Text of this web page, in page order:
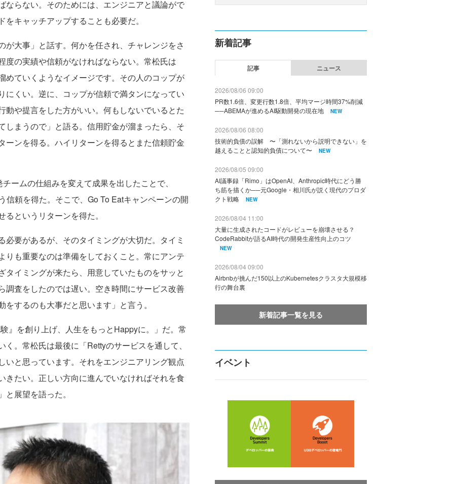
ならない。そのためには、エンジニアと議論がで
キャッチアップすることも必要だ。
大事」と話す。何かを任され、チャレンジをさ
度の実績や信頼がなければならない。常松氏は
めていくようなイメージです。その人のコップが
にくい。逆に、コップが信頼で満タンになってい
動や提言をした方がいい。何もしないでいるとた
しまうので」と語る。信用貯金が溜まったら、そ
ーンを得る。ハイリターンを得るとまた信頼貯金
ムの仕組みを変えて成果を出したことで、
信頼を得た。そこで、Go To Eatキャンペーンの開
というリターンを得た。
要があるが、そのタイミングが大切だ。タイミ
りも重要なのは準備をしておくこと。常にアンテ
イミングが来たら、用意していたものをサッと
調査をしたのでは遅い。空き時間にサービス改善
するのも大事だと思います」と言う。
を創り上げ、人生をもっとHappyに。」だ。常
。常松氏は最後に「Rettyのサービスを通して、
いと思っています。それをエンジニアリング観点
きたい。正しい方向に進んでいなければそれを食
と展望を語った。
新着記事
記事 ニュース
2026/08/06 09:00
PR数1.6倍、変更行数1.8倍、平均マージ時間37%削減
──ABEMAが進めるAI駆動開発の現在地
NEW
2026/08/06 08:00
技術的負債の誤解 〜「測れないから説明できない」を
越えることと認知的負債について〜
NEW
2026/08/05 09:00
AI議事録「Rimo」はOpenAI、Anthropic時代にどう勝
ち筋を描くか──元Google・相川氏が説く現代のプロダ
クト戦略
NEW
2026/08/04 11:00
大量に生成されたコードがレビューを崩壊させる？
CodeRabbitが語るAI時代の開発生産性向上のコツ
NEW
2026/08/04 09:00
Airbnbが挑んだ150以上のKubernetesクラスタ大規模移
行の舞台裏
新着記事一覧を見る
イベント